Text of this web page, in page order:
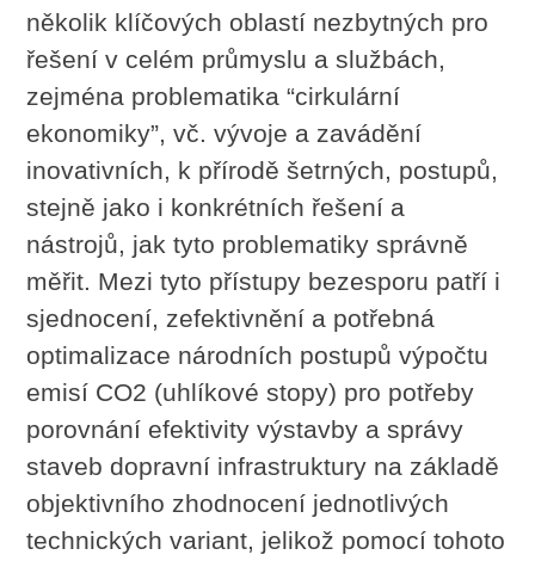
několik klíčových oblastí nezbytných pro
řešení v celém průmyslu a službách,
zejména problematika “cirkulární
ekonomiky”, vč. vývoje a zavádění
inovativních, k přírodě šetrných, postupů,
stejně jako i konkrétních řešení a
nástrojů, jak tyto problematiky správně
měřit. Mezi tyto přístupy bezesporu patří i
sjednocení, zefektivnění a potřebná
optimalizace národních postupů výpočtu
emisí CO2 (uhlíkové stopy) pro potřeby
porovnání efektivity výstavby a správy
staveb dopravní infrastruktury na základě
objektivního zhodnocení jednotlivých
technických variant, jelikož pomocí tohoto